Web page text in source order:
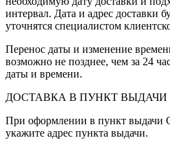
интервал. Дата и адрес доставки
уточнятся специалистом
Перенос даты и изменение
возможно не позднее, чем за 24
даты и времени.
ДОСТАВКА В ПУНКТ ВЫДАЧИ
При оформлении в пункт выдачи
укажите адрес пункта выдачи.